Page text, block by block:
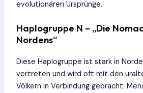
evolutionären Ursprünge.
Haplogruppe N – „Die
Nordens“
Diese Haplogruppe ist stark in
vertreten und wird oft mit den
Völkern in Verbindung gebracht.